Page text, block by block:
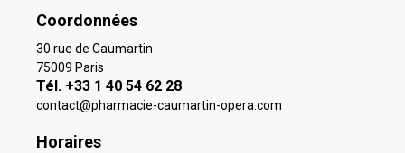
Coordonnées
30 rue de Caumartin
75009 Paris
Tél. +33 1 40 54 62 28
contact@pharmacie-caumartin-opera.com
Horaires